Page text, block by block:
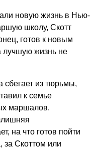
новую жизнь в Нью-
школу, Скотт
готов к новым
жизнь не
сбегает из тюрьмы,
к семье
маршалов.
на что готов пойти
за Скоттом или